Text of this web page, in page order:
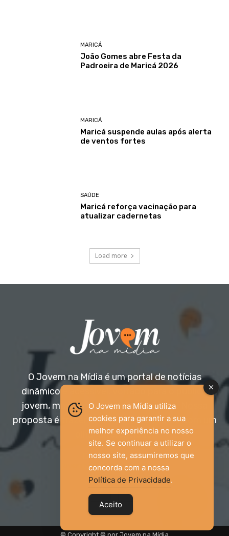
MARICÁ
João Gomes abre Festa da
Padroeira de Maricá 2026
MARICÁ
Maricá suspende aulas após alerta
de ventos fortes
SAÚDE
Maricá reforça vacinação para
atualizar cadernetas
Load more
O Jovem na Mídia é um portal de notícias
dinâmico e acessível, voltado para o público
jovem, mas aberto a todas as idades. Nossa
proposta é trazer informação relevante com um
olhar diferenciado.
Entre em contato:
jovemnamidia2017@gmail.com
O Jovem na Mídia utiliza
cookies para garantir a sua
melhor experiência no nosso
site. Se continuar a utilizar o
nosso site, assumiremos que
concorda com a nossa
Política de Privacidade.
Aceito